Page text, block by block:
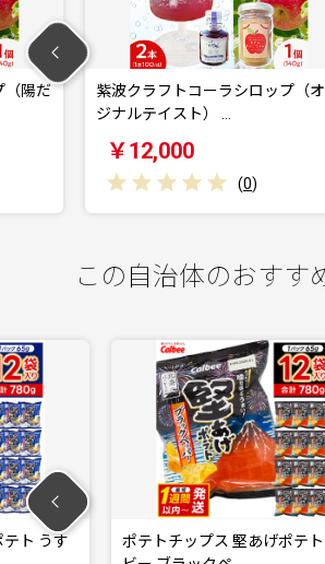
ラシロップ（オリ
紫波クラフトコーラ
テイスト） 2本 …
￥12,000
この自治体のおすす
チップス 堅あげポテト カル
ピザポテ